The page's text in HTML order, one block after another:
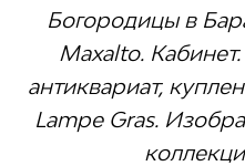
Богородицы в
Maxalto.
антиквариат,
Lampe Gras.